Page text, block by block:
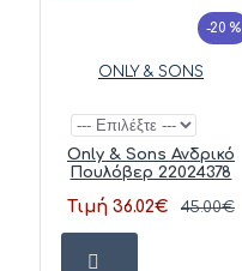
-20 %
ONLY & SONS
Only & Sons Ανδρικό
Πουλόβερ 22024378
Τιμή 36.02€ 45.00€